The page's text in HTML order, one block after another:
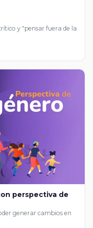
y "pensar fuera de la
perspectiva de
generar cambios en